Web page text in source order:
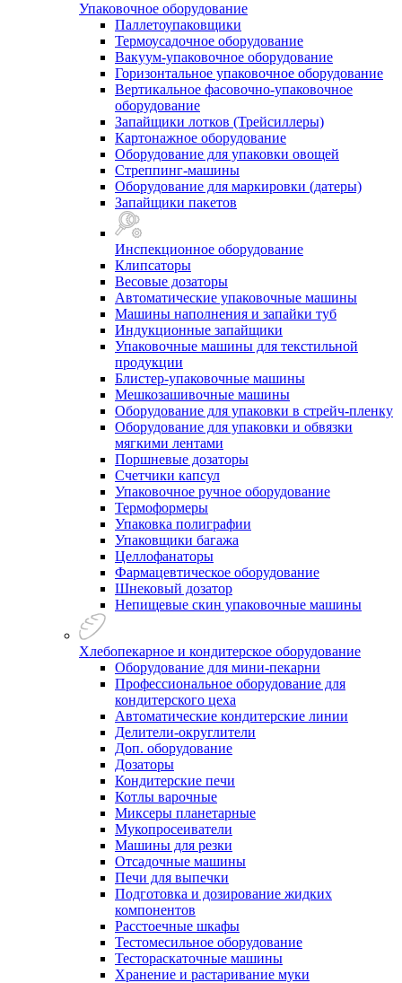
Упаковочное оборудование
Паллетоупаковщики
Термоусадочное оборудование
Вакуум-упаковочное оборудование
Горизонтальное упаковочное оборудование
Вертикальное фасовочно-упаковочное
оборудование
Запайщики лотков (Трейсиллеры)
Картонажное оборудование
Оборудование для упаковки овощей
Стреппинг-машины
Оборудование для маркировки (датеры)
Запайщики пакетов
Инспекционное оборудование
Клипсаторы
Весовые дозаторы
Автоматические упаковочные машины
Машины наполнения и запайки туб
Индукционные запайщики
Упаковочные машины для текстильной
продукции
Блистер-упаковочные машины
Мешкозашивочные машины
Оборудование для упаковки в стрейч-пленку
Оборудование для упаковки и обвязки
мягкими лентами
Поршневые дозаторы
Счетчики капсул
Упаковочное ручное оборудование
Термоформеры
Упаковка полиграфии
Упаковщики багажа
Целлофанаторы
Фармацевтическое оборудование
Шнековый дозатор
Непищевые скин упаковочные машины
Хлебопекарное и кондитерское оборудование
Оборудование для мини-пекарни
Профессиональное оборудование для
кондитерского цеха
Автоматические кондитерские линии
Делители-округлители
Доп. оборудование
Дозаторы
Кондитерские печи
Котлы варочные
Миксеры планетарные
Мукопросеиватели
Машины для резки
Отсадочные машины
Печи для выпечки
Подготовка и дозирование жидких
компонентов
Расстоечные шкафы
Тестомесильное оборудование
Тестораскаточные машины
Хранение и растаривание муки